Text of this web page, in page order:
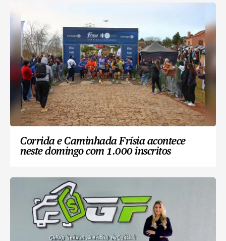
Corrida e Caminhada Frísia acontece
neste domingo com 1.000 inscritos